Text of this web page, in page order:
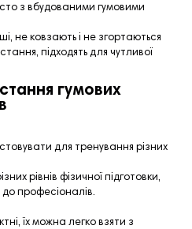
з вбудованими гумовими
не ковзають і не згортаються
підходять для чутливої
гумових
для тренування різних
рівнів фізичної підготовки,
до професіоналів.
їх можна легко взяти з